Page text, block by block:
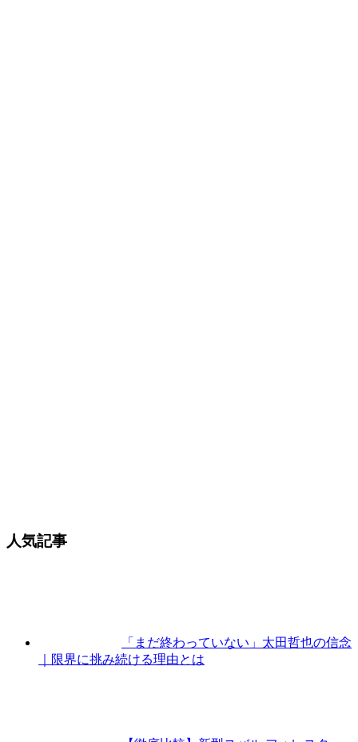
人気記事
「まだ終わっていない」太田哲也の信念
｜限界に挑み続ける理由とは